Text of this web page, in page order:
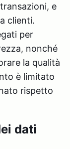
e
clienti.
per
nonché
la qualità
è limitato
rispetto
dati